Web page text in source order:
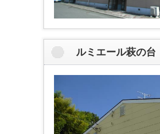
ルミエール萩の台